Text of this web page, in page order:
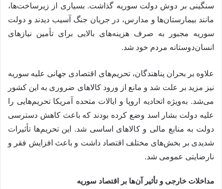
سنگینی بر دوش دولت سوریه گذاشت. بسیاری از زیرساخت‌ها،
مانند بیمارستان‌ها و مدارس، در جریان جنگ آسیب دیدند و دولت
سوریه مجبور به صرف هزینه‌های بالایی برای تأمین نیازهای
انسان‌دوستانه مردم خود شد.
علاوه بر بحران پناهندگان، تحریم‌های اقتصادی جهانی علیه سوریه
نیز مزید بر علت شد و مانع از ورود کالاهای ضروری به این کشور
می‌شد. به‌ویژه اتحادیه اروپا و ایالات متحده آمریکا تحریم‌هایی را
علیه دولت بشار اسد وضع کرده بودند که باعث کاهش دسترسی
دولت به منابع مالی و کالاهای اساسی شد. این تحریم‌ها تأثیرات
شدیدی بر بخش‌های مختلف اقتصاد داشت و باعث افزایش فقر و
نارضایتی عمومی شد.
مداخلات خارجی و تأثیر آن‌ها بر اقتصاد سوریه